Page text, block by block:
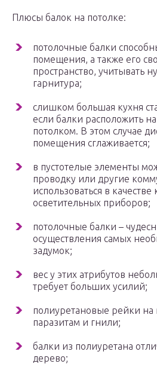
Плюсы балок на потолке:
потолочные балки
помещения, а также его
пространство, учитывать
гарнитура;
слишком большая кухня
если балки расположить
потолком. В этом случае
помещения сглаживается;
в пустотелые элементы
проводку или другие
использоваться в
осветительных приборов;
потолочные балки –
осуществления самых
задумок;
вес у этих атрибутов
требует больших усилий;
полиуретановые рейки на
паразитам и гнили;
балки из полиуретана
дерево;